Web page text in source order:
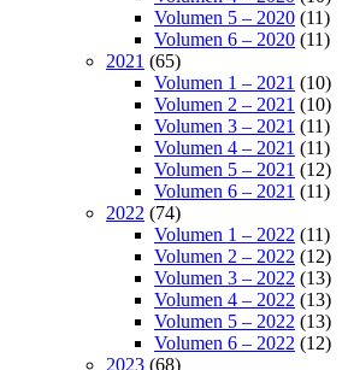
Volumen 5 – 2020 (11)
Volumen 6 – 2020 (11)
2021 (65)
Volumen 1 – 2021 (10)
Volumen 2 – 2021 (10)
Volumen 3 – 2021 (11)
Volumen 4 – 2021 (11)
Volumen 5 – 2021 (12)
Volumen 6 – 2021 (11)
2022 (74)
Volumen 1 – 2022 (11)
Volumen 2 – 2022 (12)
Volumen 3 – 2022 (13)
Volumen 4 – 2022 (13)
Volumen 5 – 2022 (13)
Volumen 6 – 2022 (12)
2023 (68)